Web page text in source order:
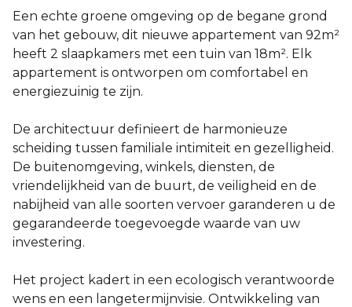
Een echte groene omgeving op de begane grond
van het gebouw, dit nieuwe appartement van 92m²
heeft 2 slaapkamers met een tuin van 18m². Elk
appartement is ontworpen om comfortabel en
energiezuinig te zijn.
De architectuur definieert de harmonieuze
scheiding tussen familiale intimiteit en gezelligheid.
De buitenomgeving, winkels, diensten, de
vriendelijkheid van de buurt, de veiligheid en de
nabijheid van alle soorten vervoer garanderen u de
gegarandeerde toegevoegde waarde van uw
investering.
Het project kadert in een ecologisch verantwoorde
wens en een langetermijnvisie. Ontwikkeling van